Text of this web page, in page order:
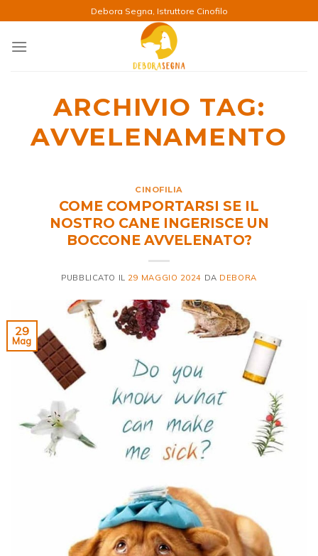
ai
contenuti
Debora Segna, Istruttore Cinofilo
ARCHIVIO TAG:
AVVELENAMENTO
CINOFILIA
COME COMPORTARSI SE IL
NOSTRO CANE INGERISCE UN
BOCCONE AVVELENATO?
PUBBLICATO IL 29 MAGGIO 2024 DA DEBORA
29
Mag